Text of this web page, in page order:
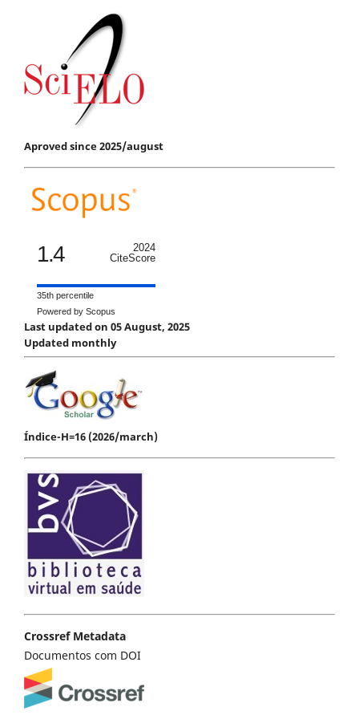
Aproved since 2025/august
1.4
2024
CiteScore
35th percentile
Powered by Scopus
Last updated on 05 August, 2025
Updated monthly
Índice-H=16 (2026/march)
Crossref Metadata
Documentos com DOI